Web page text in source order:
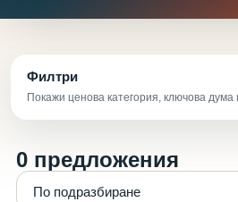
Филтри
Покажи ценова категория, ключова дума
0 предложения